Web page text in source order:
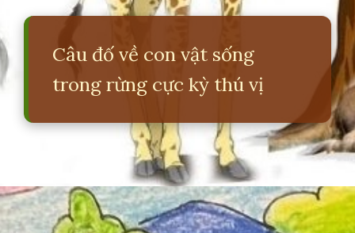
Câu đố về con vật sống
trong rừng cực kỳ thú vị
Đang mở https://erci.edu.vn/cau-do-ve-con-vat